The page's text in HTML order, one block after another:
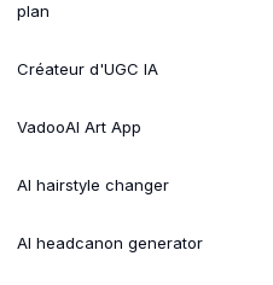
plan
Créateur d'UGC IA
VadooAI Art App
AI hairstyle changer
AI headcanon generator